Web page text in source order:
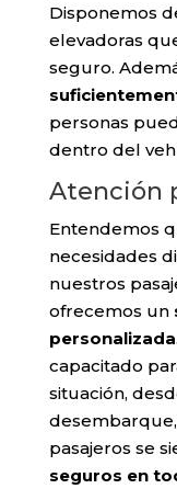
Disponemos
elevadoras
seguro.
personas
dentro del
Atención
Entendemos
necesidades
nuestros
ofrecemos un
personalizada
capacitado
situación,
pasajeros se
seguros en